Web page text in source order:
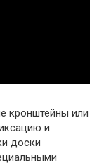
кронштейны или
и
доски